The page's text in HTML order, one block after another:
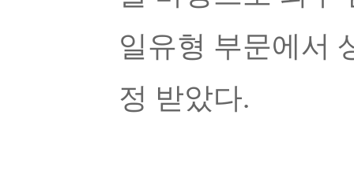
일유형 부문에서
정 받았다.